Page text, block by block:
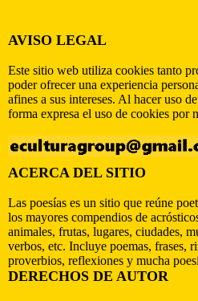
AVISO LEGAL
Este sitio web utiliza cookies tanto
poder ofrecer una experiencia
afines a sus intereses. Al hacer uso
forma expresa el uso de cookies por
ACERCA DEL SITIO
Las poesías es un sitio que reúne
los mayores compendios de
animales, frutas, lugares, ciudades,
verbos, etc. Incluye poemas, frases,
proverbios, reflexiones y mucha
DERECHOS DE AUTOR